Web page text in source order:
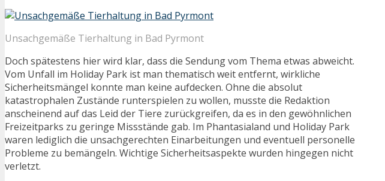
Unsachgemäße Tierhaltung in Bad Pyrmont
Doch spätestens hier wird klar, dass die Sendung vom Thema etwas abweicht.
Vom Unfall im Holiday Park ist man thematisch weit entfernt, wirkliche
Sicherheitsmängel konnte man keine aufdecken. Ohne die absolut
katastrophalen Zustände runterspielen zu wollen, musste die Redaktion
anscheinend auf das Leid der Tiere zurückgreifen, da es in den gewöhnlichen
Freizeitparks zu geringe Missstände gab. Im Phantasialand und Holiday Park
waren lediglich die unsachgerechten Einarbeitungen und eventuell personelle
Probleme zu bemängeln. Wichtige Sicherheitsaspekte wurden hingegen nicht
verletzt.